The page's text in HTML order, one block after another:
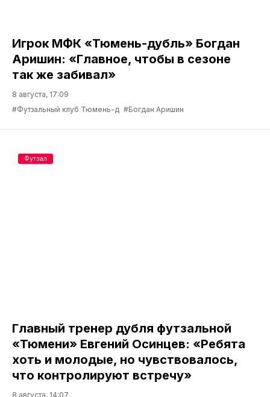
Игрок МФК «Тюмень-дубль» Богдан
Аришин: «Главное, чтобы в сезоне
так же забивал»
8 августа, 17:09
#Футзальный клуб Тюмень-д #Богдан Аришин
Главный тренер дубля футзальной
«Тюмени» Евгений Осинцев: «Ребята
хоть и молодые, но чувствовалось,
что контролируют встречу»
8 августа, 14:07
Футзал